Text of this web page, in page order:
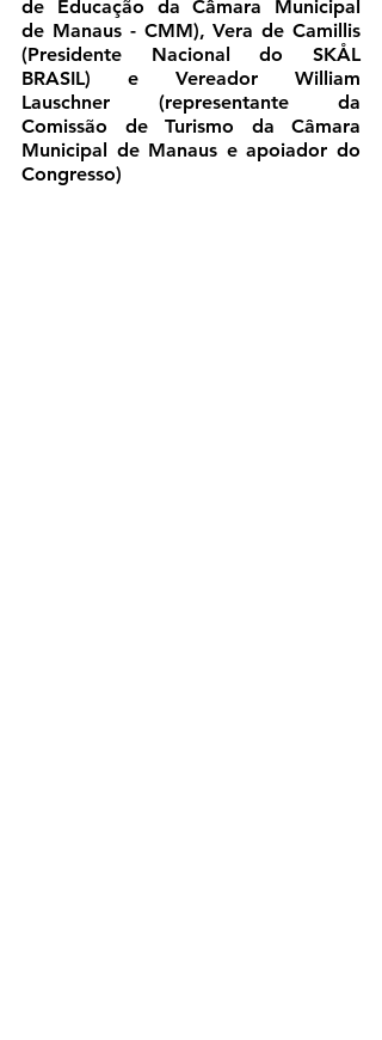
de Educação da Câmara Municipal
de Manaus - CMM), Vera de Camillis
(Presidente Nacional do SKÅL
BRASIL) e Vereador William
Lauschner (representante da
Comissão de Turismo da Câmara
Municipal de Manaus e apoiador do
Congresso)